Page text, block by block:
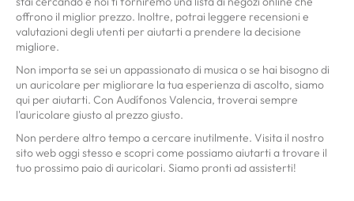
offrono il miglior prezzo. Inoltre, potrai leggere recensioni e
valutazioni degli utenti per aiutarti a prendere la decisione
migliore.
Non importa se sei un appassionato di musica o se hai bisogno di
un auricolare per migliorare la tua esperienza di ascolto, siamo
qui per aiutarti. Con Audífonos Valencia, troverai sempre
l'auricolare giusto al prezzo giusto.
Non perdere altro tempo a cercare inutilmente. Visita il nostro
sito web oggi stesso e scopri come possiamo aiutarti a trovare il
tuo prossimo paio di auricolari. Siamo pronti ad assisterti!